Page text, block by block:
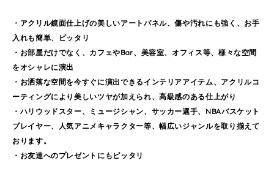
・アクリル鏡面仕上げの美しいアートパネル、傷や汚れにも強く、お手
入れも簡単、ピッタリ
・お部屋だけでなく、カフェやBar、美容室、オフィス等、様々な空間
をオシャレに演出
・お洒落な空間を今すぐに演出できるインテリアアイテム、アクリルコ
ーティングにより美しいツヤが加えられ、高級感のある仕上がり
・ハリウッドスター、ミュージシャン、サッカー選手、NBAバスケット
プレイヤー、人気アニメキャラクター等、幅広いジャンルを取り揃えて
おります。
・お友達へのプレゼントにもピッタリ